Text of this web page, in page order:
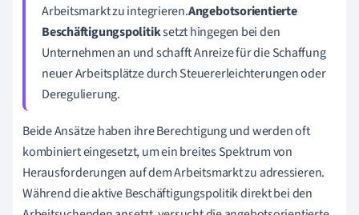
Arbeitsmarkt zu integrieren.Angebotsorientierte
Beschäftigungspolitiksetzt hingegen bei den
Unternehmen an und schafft Anreize für die Schaffung
neuer Arbeitsplätze durch Steuererleichterungen oder
Deregulierung.
Beide Ansätze haben ihre Berechtigung und werden oft
kombiniert eingesetzt, um ein breites Spektrum von
Herausforderungen auf dem Arbeitsmarkt zu adressieren.
Während die aktive Beschäftigungspolitik direkt bei den